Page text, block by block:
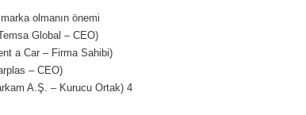
olmanın önemi
Global – CEO)
a Car – Firma Sahibi)
– CEO)
A.Ş. – Kurucu Ortak) 4